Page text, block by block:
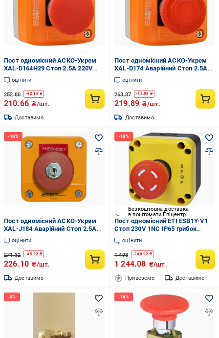
Пост одномісний АСКО-Укрем
XAL-D164H29 Стоп 2.5А 220V
1NC IP54 грибок (A0140020056)
оцінити
252.80 -42.14 ₴
210.66 ₴/шт.
Доставимо
Пост одномісний АСКО-Укрем
XAL-D174 Аварійний Стоп 2.5А
220V 1NC IP54 грибок
розблокування поворотом
(A0140020057)
оцінити
263.87 -43.98 ₴
219.89 ₴/шт.
Доставимо
Пост одномісний АСКО-Укрем
XAL-J184 Аварійний Стоп 2.5А
220V 1NC IP54 грибок з ключем
(A0140020043)
оцінити
271.32 -45.22 ₴
226.10 ₴/шт.
Доставимо
Безкоштовна доставка
в поштомати Епіцентр
Пост одномісний ETI ESB1Y-V1
Стоп 230V 1NC IP65 грибок
(4771624)
оцінити
1 493 -248.92 ₴
1 244.08 ₴/шт.
Привеземо Доставимо